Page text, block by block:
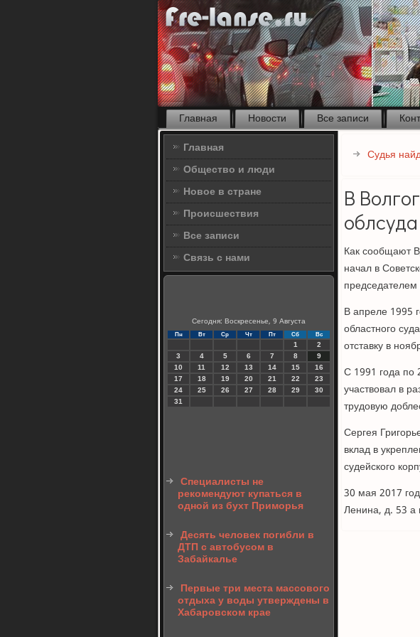
Главная Новости Все записи
Главная
Общество и люди
Новое в стране
Происшествия
Все записи
Связь с нами
Сегодня: Воскресенье, 9 Августа
Пн Вт Ср Чт Пт Сб Вс
1
2
3
4 5 6 7 8
9
10
11 12 13 14 15
16
17
18 19 20 21 22
23
24
25 26 27 28 29
30
31
Специалисты не
рекомендуют купаться в
одной из бухт Приморья
Десять человек погибли в
ДТП с автобусом в
Забайкалье
Первые три места массового
отдыха у воды утверждены в
Хабаровском крае
Судья
В
Как сообщают
начал в
В апреле 1995
областного
отставку в
С 1991 года по
участвовал в
трудовую
Сергея
вклад в
судейского
30 мая 2017
Ленина, д. 53 а